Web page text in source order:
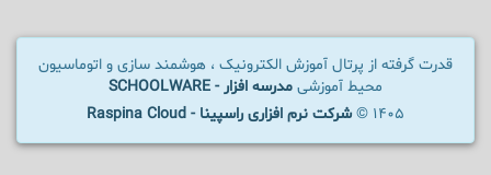
قدرت گرفته از پرتال آموزش الکترونیک ، هوشمند سازی و اتوماسیون
محیط آموزشی مدرسه افزار - SCHOOLWARE
1405 ©
شرکت نرم افزاری راسپینا - Raspina Cloud